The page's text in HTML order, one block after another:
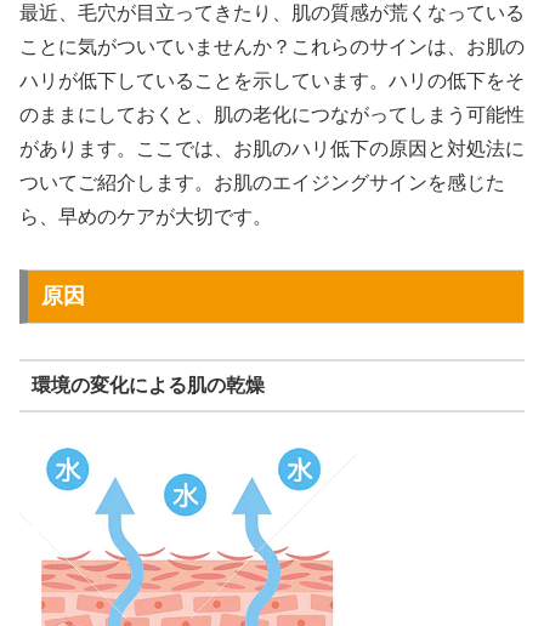
最近、毛穴が目立ってきたり、肌の質感が荒くなっている
ことに気がついていませんか？これらのサインは、お肌の
ハリが低下していることを示しています。ハリの低下をそ
のままにしておくと、肌の老化につながってしまう可能性
があります。ここでは、お肌のハリ低下の原因と対処法に
ついてご紹介します。お肌のエイジングサインを感じた
ら、早めのケアが大切です。
原因
環境の変化による肌の乾燥